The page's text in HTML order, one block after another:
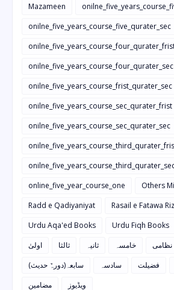
Mazameen
onilne_five_years_course_five_qurater_sec
onilne_five_years_course_four_qurater_sec
onilne_five_years_course_frist_qurater_sec
onilne_five_years_course_sec_qurater_frist
onilne_five_years_course_sec_qurater_sec
online_five_year_course_one
Others
Radd e Qadiyaniyat
Rasail e Fatawa
Urdu Aqa'ed Books
Urdu Fiqh Books
اولیٰ
ثالثا ثانیہ خامسہ
سابعہ(دورہٌ حدیث)
سادسہ فضیلت
مضامین
ویڈیوز